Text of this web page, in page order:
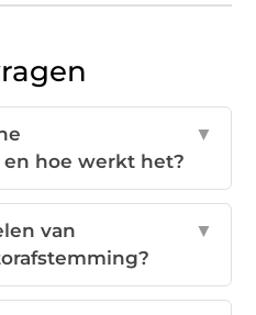
hoe werkt het?
▼
van
▼